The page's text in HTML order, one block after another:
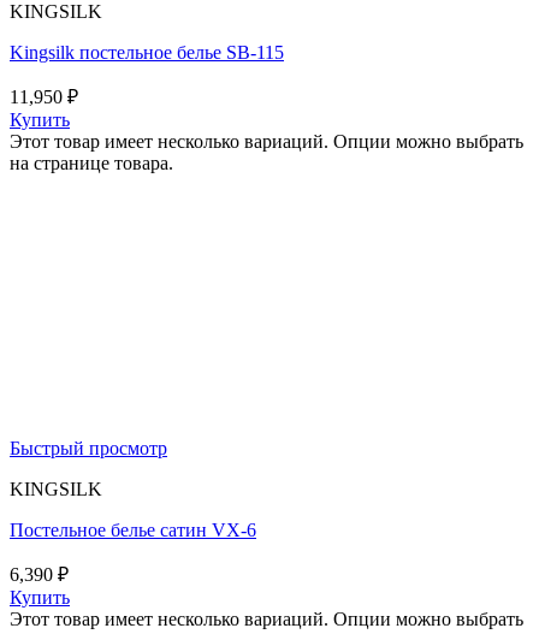
KINGSILK
Kingsilk постельное белье SB-115
11,950 ₽
Купить
Этот товар имеет несколько вариаций. Опции можно выбрать
на странице товара.
Быстрый просмотр
KINGSILK
Постельное белье сатин VX-6
6,390 ₽
Купить
Этот товар имеет несколько вариаций. Опции можно выбрать